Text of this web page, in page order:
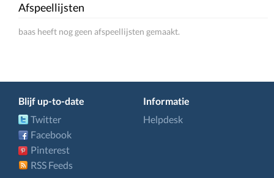
Afspeellijsten
baas heeft nog geen afspeellijsten gemaakt.
Blijf up-to-date
Twitter
Facebook
Pinterest
RSS Feeds
Informatie
Helpdesk